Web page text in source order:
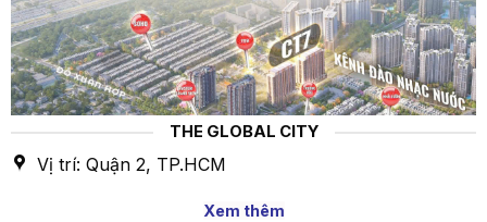
THE GLOBAL CITY
Vị trí: Quận 2, TP.HCM
Xem thêm